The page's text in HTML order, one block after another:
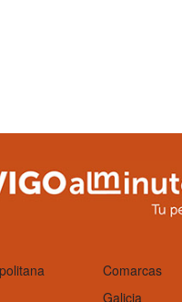
Comarcas
Galicia